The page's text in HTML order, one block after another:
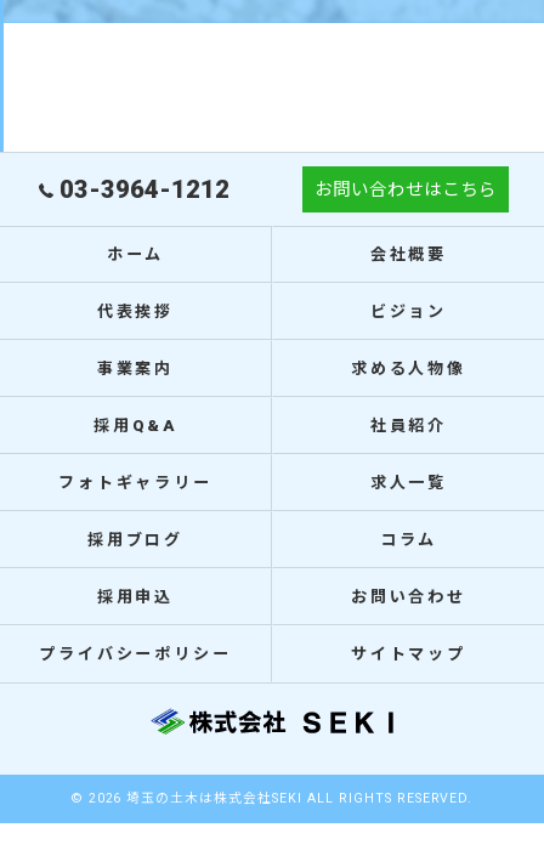
03-3964-1212 お問い合わせはこちら
ホーム 会社概要
代表挨拶 ビジョン
事業案内 求める人物像
採用Q&A 社員紹介
フォトギャラリー 求人一覧
採用ブログ コラム
採用申込 お問い合わせ
プライバシーポリシー サイトマップ
© 2026 埼玉の土木は株式会社SEKI ALL RIGHTS RESERVED.